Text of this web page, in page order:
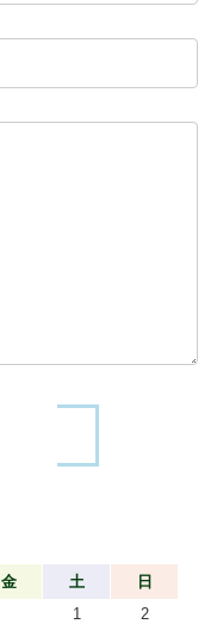
金 土
日
1
2